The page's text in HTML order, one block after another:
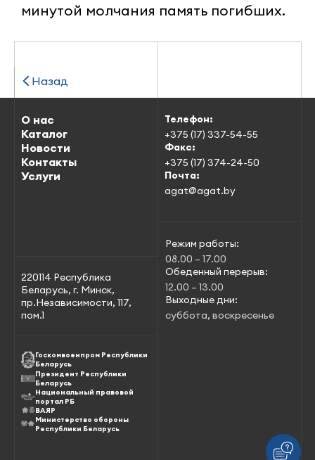
минутой молчания память погибших.
Назад
О нас
Каталог
Новости
Контакты
Услуги
Режим работы:
08.00 – 17.00
Обеденный перерыв:
12.00 – 13.00
Выходные дни:
суббота, воскресенье
Госкомвоенпром Республики
Беларусь
Президент Республики
Беларусь
Национальный правовой
портал РБ
ВАЯР
Министерство обороны
Республики Беларусь
Телефон:
+375 (17) 337-54-55
Факс:
+375 (17) 374-24-50
Почта:
agat@agat.by
220114 Республика
Беларусь, г. Минск,
пр.Независимости, 117,
пом.1